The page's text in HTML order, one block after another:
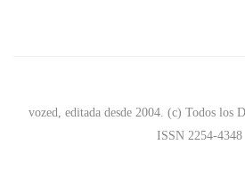
vozed, editada desde 2004. (c) Todos los
ISSN 2254-4348